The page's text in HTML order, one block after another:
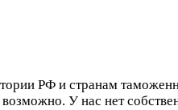
РФ и странам
У нас нет